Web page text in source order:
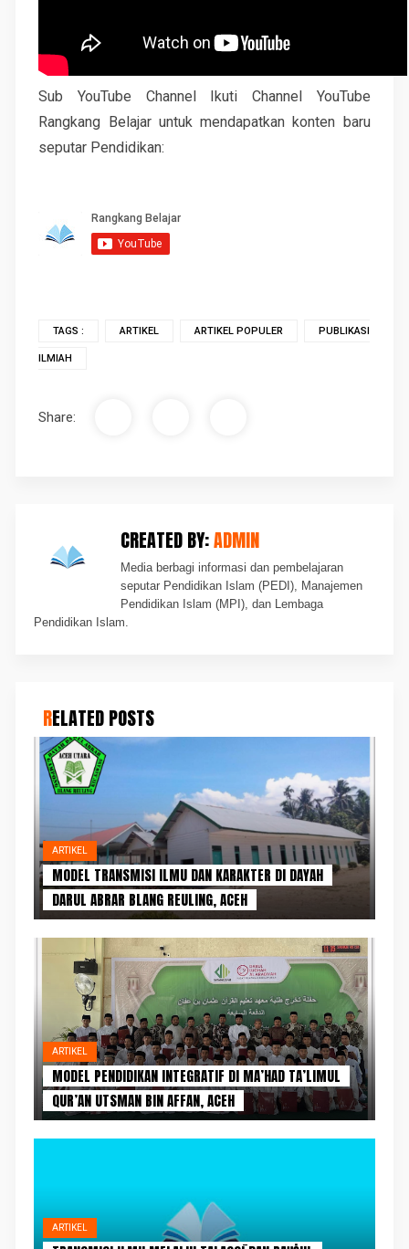
Sub YouTube Channel Ikuti Channel YouTube
Rangkang Belajar untuk mendapatkan konten baru
seputar Pendidikan:
TAGS : ARTIKEL ARTIKEL POPULER PUBLIKASI
ILMIAH
Share:
CREATED BY:ADMIN
Media berbagi informasi dan pembelajaran
seputar Pendidikan Islam (PEDI), Manajemen
Pendidikan Islam (MPI), dan Lembaga
Pendidikan Islam.
RELATED POSTS
ARTIKEL
MODEL TRANSMISI ILMU DAN KARAKTER DI DAYAH
DARUL ABRAR BLANG REULING, ACEH
ARTIKEL
MODEL PENDIDIKAN INTEGRATIF DI MA’HAD TA’LIMUL
QUR’AN UTSMAN BIN AFFAN, ACEH
ARTIKEL